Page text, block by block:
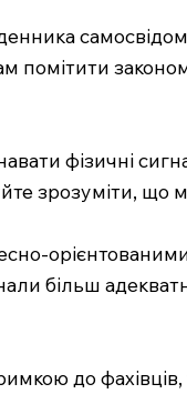
фізичні
зрозуміти, що
більш
до